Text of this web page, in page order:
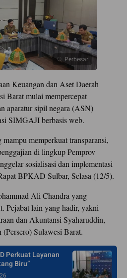
Perbesar
Keuangan dan Aset Daerah
Barat mulai mempercepat
aparatur sipil negara (ASN)
SIMGAJI berbasis web.
memperkuat transparansi,
di lingkup Pemprov
sosialisasi dan implementasi
BPKAD Sulbar, Selasa (12/5).
Ali Chandra yang
Pejabat lain yang hadir, yakni
dan Akuntansi Syaharuddin,
Sulawesi Barat.
Perkuat Layanan
Biru”